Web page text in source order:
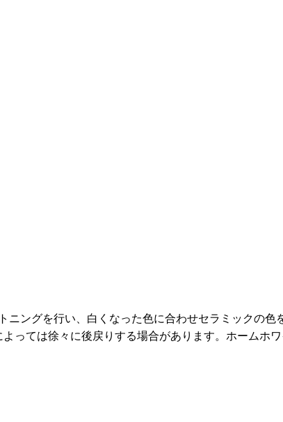
ングを行い、白くなった色に合わせセラミックの色
っては徐々に後戻りする場合があります。ホームホ